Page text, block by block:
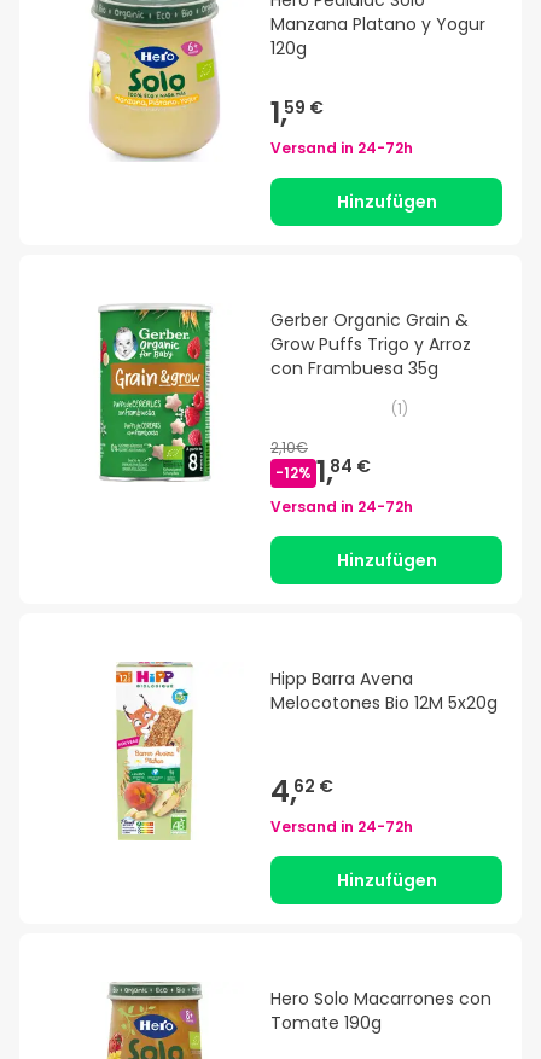
Manzana Platano y Yogur
120g
1,59 €
Versand in 24-72h
Hinzufügen
Gerber Organic Grain &
Grow Puffs Trigo y Arroz
con Frambuesa 35g
(1)
2,10€
-12% 1,84 €
Versand in 24-72h
Hinzufügen
Hipp Barra Avena
Melocotones Bio 12M 5x20g
4,62 €
Versand in 24-72h
Hinzufügen
Hero Solo Macarrones con
Tomate 190g